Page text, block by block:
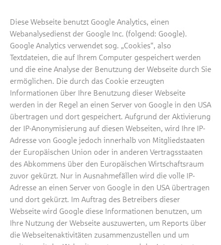
Diese Webseite benutzt Google Analytics, einen
Webanalysedienst der Google Inc. (folgend: Google).
Google Analytics verwendet sog. „Cookies“, also
Textdateien, die auf Ihrem Computer gespeichert werden
und die eine Analyse der Benutzung der Webseite durch Sie
ermöglichen. Die durch das Cookie erzeugten
Informationen über Ihre Benutzung dieser Webseite
werden in der Regel an einen Server von Google in den USA
übertragen und dort gespeichert. Aufgrund der Aktivierung
der IP-Anonymisierung auf diesen Webseiten, wird Ihre IP-
Adresse von Google jedoch innerhalb von Mitgliedstaaten
der Europäischen Union oder in anderen Vertragsstaaten
des Abkommens über den Europäischen Wirtschaftsraum
zuvor gekürzt. Nur in Ausnahmefällen wird die volle IP-
Adresse an einen Server von Google in den USA übertragen
und dort gekürzt. Im Auftrag des Betreibers dieser
Webseite wird Google diese Informationen benutzen, um
Ihre Nutzung der Webseite auszuwerten, um Reports über
die Webseitenaktivitäten zusammenzustellen und um